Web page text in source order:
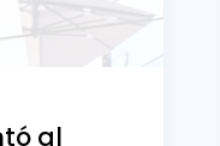
al